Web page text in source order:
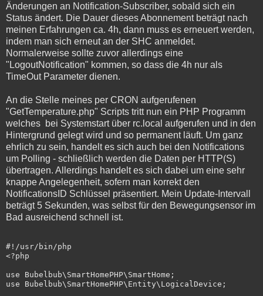
Änderungen an Notification-Subscriber, sobald sich ein
Status ändert. Die Dauer dieses Abonnement beträgt nach
meinen Erfahrungen ca. 4h, dann muss es erneuert werden,
indem man sich erneut an der SHC anmeldet.
Normalerweise sollte zuvor allerdings eine
"LogoutNotification" kommen, so dass die 4h nur als
TimeOut Parameter dienen.
An die Stelle meines per CRON aufgerufenen
"GetTemperature.php" Scripts tritt nun ein PHP Programm
welches bei Systemstart über rc.local aufgerufen und in den
Hintergrund gelegt wird und so permanent läuft. Um ganz
ehrlich zu sein, handelt es sich auch bei den Notifications
um Polling - schließlich werden die Daten per HTTP(S)
übertragen. Allerdings handelt es sich dabei um eine sehr
knappe Angelegenheit, sofern man korrekt den
NotificationsID Schlüssel präsentiert. Mein Update-Intervall
beträgt 5 Sekunden, was selbst für den Bewegungsensor im
Bad ausreichend schnell ist.
#!/usr/bin/php
<?php
use Bubelbub\SmartHomePHP\SmartHome;
use Bubelbub\SmartHomePHP\Entity\LogicalDevice;